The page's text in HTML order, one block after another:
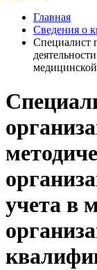
Главная
Сведения о
Специалист
учета в